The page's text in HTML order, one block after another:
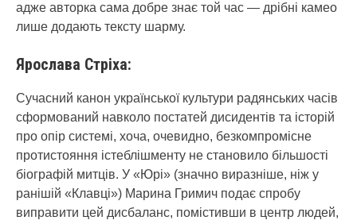
адже авторка сама добре знає той час — дрібні камео
лише додають тексту шарму.
Ярослава Стріха:
Сучасний канон української культури радянських часів
сформований навколо постатей дисидентів та історій
про опір системі, хоча, очевидно, безкомпромісне
протистояння істеблішменту не становило більшості
біографій митців. У «Юрі» (значно виразніше, ніж у
ранішій «Клавці») Марина Гримич подає спробу
виправити цей дисбаланс, помістивши в центр людей,